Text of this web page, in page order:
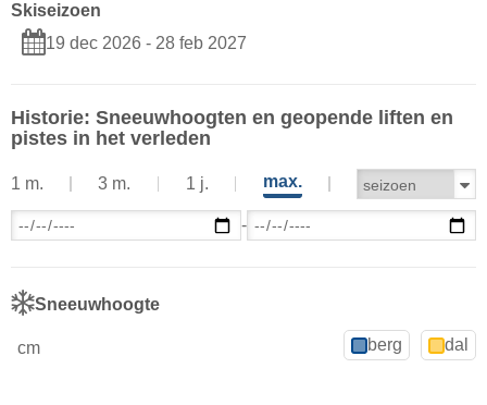
Skiseizoen
19 dec 2026 - 28 feb 2027
Historie: Sneeuwhoogten en geopende liften en
pistes in het verleden
1 m. 3 m. 1 j. max.
-
Sneeuwhoogte
cm berg dal